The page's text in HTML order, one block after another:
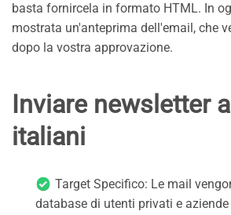
basta fornircela in formato HTML. In
mostrata un'anteprima dell'email, che
dopo la vostra approvazione.
Inviare newsletter
italiani
Target Specifico: Le mail
database di utenti privati e